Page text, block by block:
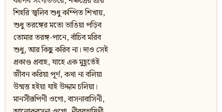
শিহরি জ্বলিব শুধু কম্পিত শিখায়,
শুধু তরঙ্গের মতো ভাঙিয়া পড়িব
তোমার তরঙ্গ-পানে, বাঁচিব মরিব
শুধু, আর কিছু করিব না। দাও সেই
প্রকাণ্ড প্রবাহ, যাহে এক মুহূর্তেই
জীবন করিয়া পূর্ণ, কথা না বলিয়া
উন্মত্ত হইয়া যাই উদ্দাম চলিয়া।
মানসীরূপিণী ওগো, বাসনাবাসিনী,